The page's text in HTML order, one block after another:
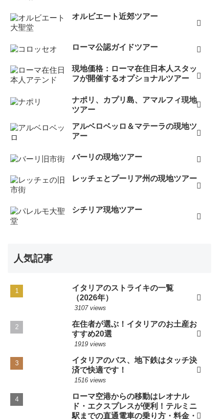
オルビエート近郊ツアー
ローマ公認ガイドツアー
現地価格：ローマ在住日本人スタッ
フが開催するオプショナルツアー
ナポリ、カプリ島、アマルフィ現地
ツアー
アルベロベッロ＆マテーラの現地ツ
アー
バーリの現地ツアー
レッチェとプーリア州の現地ツアー
シチリア現地ツアー
人気記事
イタリアのストライキの一覧
（2026年）
3107 views
在住者が選ぶ！イタリアのお土産お
すすめ20選
1919 views
イタリアのバス、地下鉄はタッチ決
済で快適です！
1516 views
ローマ空港からの移動はレオナル
ド・エクスプレスが便利！テルミニ
駅までの直通電車の乗り方・料金・